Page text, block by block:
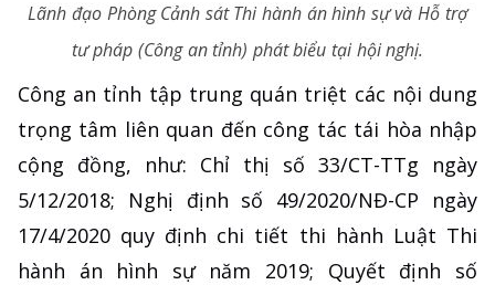
Lãnh đạo Phòng Cảnh sát Thi hành án hình sự và Hỗ trợ
tư pháp (Công an tỉnh) phát biểu tại hội nghị.
Công an tỉnh tập trung quán triệt các nội dung
trọng tâm liên quan đến công tác tái hòa nhập
cộng đồng, như: Chỉ thị số 33/CT-TTg ngày
5/12/2018; Nghị định số 49/2020/NĐ-CP ngày
17/4/2020 quy định chi tiết thi hành Luật Thi
hành án hình sự năm 2019; Quyết định số